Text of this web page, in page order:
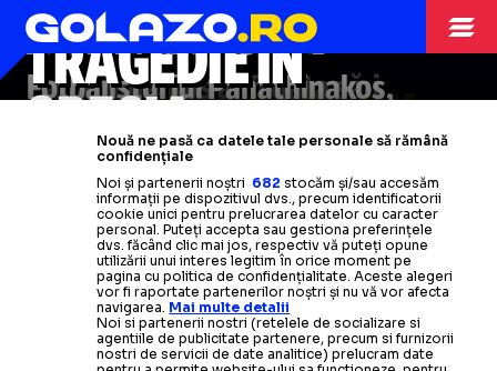
GEORGE BALDOCK
GEST SUPERB
Panathinaikos ar fi gatasă-i
plătească familiei toți banii pe
Baldock
îi avea de primit în
următorii 3 ani
Citește mai mult
LUI BALDOCK
Fotbalistul lui Panathinakos,
decedat ieri, a fost
eroul unei
familii din Sheffield
„Ne-a
rugat
să nu postăm nimic”
Citește mai mult
TRAGEDIE ÎN
GRECIA
Fundașul lui Panathinaikos,
George Baldock, a fost găsit mort
în piscină
Citește mai mult
Nouă ne pasă ca datele tale personale să rămână
confidențiale
Noi și partenerii noștri 682 stocăm și/sau accesăm
informații pe dispozitivul dvs., precum identificatorii
cookie unici pentru prelucrarea datelor cu caracter
personal. Puteți accepta sau gestiona preferințele
dvs. făcând clic mai jos, respectiv vă puteți opune
utilizării unui interes legitim în orice moment pe
pagina cu politica de confidențialitate. Aceste alegeri
vor fi raportate partenerilor noștri și nu vă vor afecta
navigarea. Mai multe detalii
Noi si partenerii nostri (retelele de socializare si
agentiile de publicitate partenere, precum si furnizorii
nostri de servicii de date analitice) prelucram date